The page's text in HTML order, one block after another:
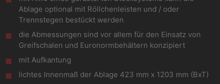
Ablage optional mit Röllchenleisten und / oder
Trennstegen bestückt werden
die Abmessungen sind vor allem für den Einsatz von
Greifschalen und Euronormbehältern konzipiert
mit Aufkantung
lichtes Innenmaß der Ablage 423 mm x 1203 mm (BxT)